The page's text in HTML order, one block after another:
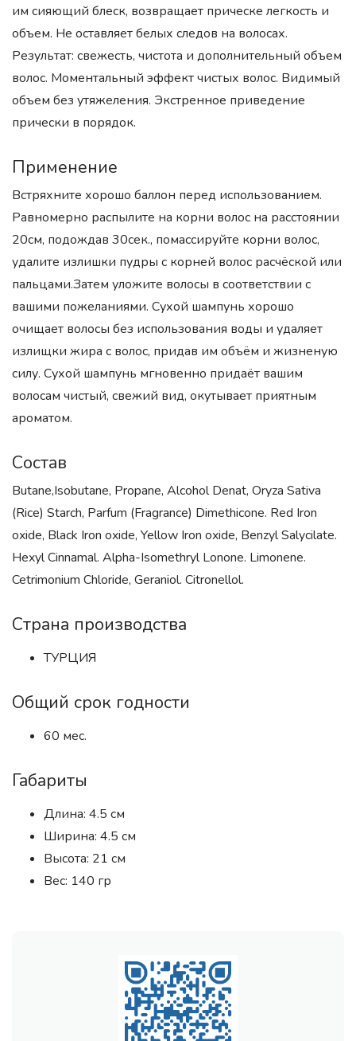
им сияющий блеск, возвращает прическе легкость и
объем. Не оставляет белых следов на волосах.
Результат: свежесть, чистота и дополнительный объем
волос. Моментальный эффект чистых волос. Видимый
объем без утяжеления. Экстренное приведение
прически в порядок.
Применение
Встряхните хорошо баллон перед использованием.
Равномерно распылите на корни волос на расстоянии
20см, подождав 30сек., помассируйте корни волос,
удалите излишки пудры с корней волос расчёской или
пальцами.Затем уложите волосы в соответствии с
вашими пожеланиями. Сухой шампунь хорошо
очищает волосы без использования воды и удаляет
излищки жира с волос, придав им объём и жизненую
силу. Сухой шампунь мгновенно придаёт вашим
волосам чистый, свежий вид, окутывает приятным
ароматом.
Состав
Butane,Isobutane, Propane, Alcohol Denat, Oryza Sativa
(Rice) Starch, Parfum (Fragrance) Dimethicone. Red Iron
oxide, Black Iron oxide, Yellow Iron oxide, Benzyl Salycilate.
Hexyl Cinnamal. Alpha-Isomethryl Lonone. Limonene.
Cetrimonium Chloride, Geraniol. Citronellol.
Страна производства
ТУРЦИЯ
Общий срок годности
60 мес.
Габариты
Длина: 4.5 см
Ширина: 4.5 см
Высота: 21 см
Вес: 140 гр